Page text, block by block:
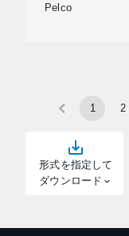
形式を指定して
ダウンロード
Pelco
1 2